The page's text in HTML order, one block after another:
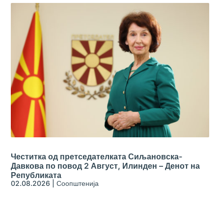
Честитка од претседателката Сиљановска-
Давкова по повод 2 Август, Илинден – Денот на
Републиката
02.08.2026 |Соопштенија